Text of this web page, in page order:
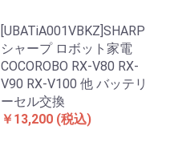
[UBATiA001VBKZ]SHARP
シャープ ロボット家電
COCOROBO RX-V80 RX-
V90 RX-V100 他 バッテリ
ーセル交換
￥13,200 (税込)